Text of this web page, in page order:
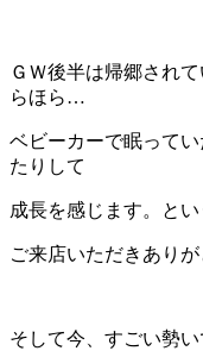
ＧＷ後半は帰郷され
らほら…
ベビーカーで眠って
たりして
成長を感じます。と
ご来店いただきありが
そして今、すごい勢